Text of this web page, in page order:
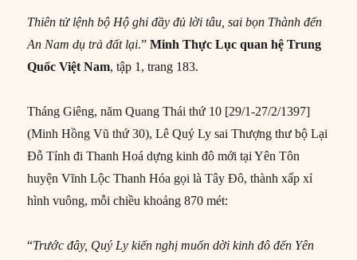
Thiên tử lệnh bộ Hộ ghi đầy đủ lời tâu, sai bọn Thành đến
An Nam dụ trả đất lại.”Minh Thực Lục quan hệ Trung
Quốc Việt Nam, tập 1, trang 183.
Tháng Giêng, năm Quang Thái thứ 10 [29/1-27/2/1397]
(Minh Hồng Vũ thứ 30), Lê Quý Ly sai Thượng thư bộ Lại
Đỗ Tỉnh đi Thanh Hoá dựng kinh đô mới tại Yên Tôn
huyện Vĩnh Lộc Thanh Hóa gọi là Tây Đô, thành xấp xỉ
hình vuông, mỗi chiều khoảng 870 mét:
“Trước đây, Quý Ly kiến nghị muốn dời kinh đô đến Yên